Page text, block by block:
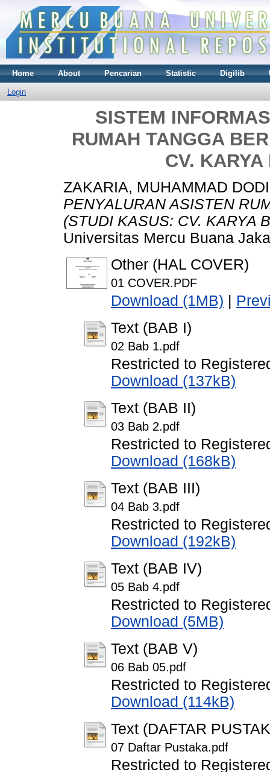
Home About Pencarian Statistic Digilib
Login
SISTEM
RUMAH TANGGA
CV.
ZAKARIA, MUHAMMAD DODI
PENYALURAN ASISTEN
(STUDI KASUS: CV. KARYA
Universitas Mercu Buana
Other (HAL COVER)
01 COVER.PDF
Download (1MB)
Text (BAB I)
02 Bab 1.pdf
Restricted to
Download (137kB)
Text (BAB II)
03 Bab 2.pdf
Restricted to
Download (168kB)
Text (BAB III)
04 Bab 3.pdf
Restricted to
Download (192kB)
Text (BAB IV)
05 Bab 4.pdf
Restricted to
Download (5MB)
Text (BAB V)
06 Bab 05.pdf
Restricted to
Download (114kB)
Text (DAFTAR
07 Daftar Pustaka.pdf
Restricted to